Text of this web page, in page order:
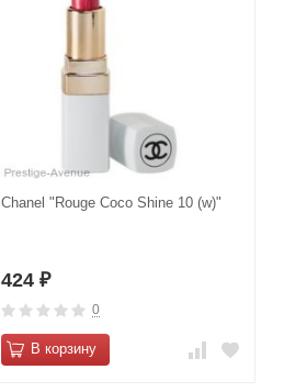
Chanel "Rouge Coco Shine 10 (w)"
424 ₽
0
В корзину